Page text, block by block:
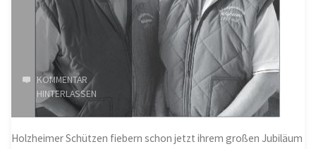
KOMMENTAR
HINTERLASSEN
Holzheimer Schützen fiebern schon jetzt ihrem großen Jubiläum